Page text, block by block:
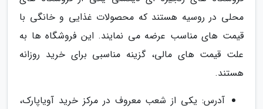
محلی در روسیه هستند که محصولات غذایی و خانگی با
قیمت های مناسب عرضه می نمایند. این فروشگاه ها به
علت قیمت های مالی، گزینه مناسبی برای خرید روزانه
هستند.
آدرس: یکی از شعب معروف در مرکز خرید آویاپارک،